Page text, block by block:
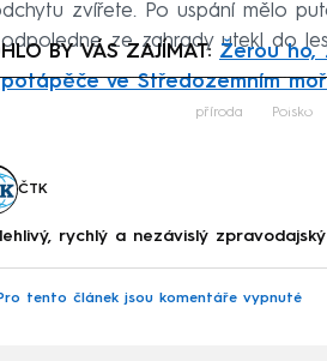
zvířete. Po uspání mělo
ze zahrady utekl do
BY VÁS ZAJÍMAT: Žerou ho,
ve Středozemním
příroda Polsko
ČTK
rychlý a nezávislý
Pro tento článek jsou komentáře vypnuté